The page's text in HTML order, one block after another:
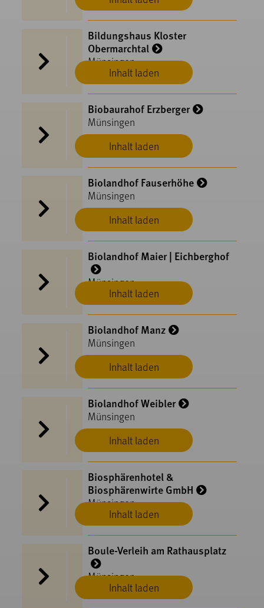
Inhalt laden
Bildungshaus Kloster
Obermarchtal
Münsingen
Inhalt laden
Biobaurahof Erzberger
Münsingen
Inhalt laden
Biolandhof Fauserhöhe
Münsingen
Inhalt laden
Biolandhof Maier | Eichberghof
Münsingen
Inhalt laden
Biolandhof Manz
Münsingen
Inhalt laden
Biolandhof Weibler
Münsingen
Inhalt laden
Biosphärenhotel &
Biosphärenwirte GmbH
Münsingen
Inhalt laden
Boule-Verleih am Rathausplatz
Münsingen